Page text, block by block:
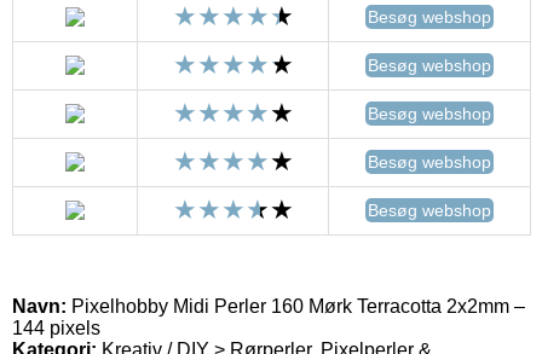
Besøg webshop
Besøg webshop
Besøg webshop
Besøg webshop
Besøg webshop
Navn: Pixelhobby Midi Perler 160 Mørk Terracotta 2x2mm –
144 pixels
Kategori: Kreativ / DIY > Rørperler, Pixelperler &